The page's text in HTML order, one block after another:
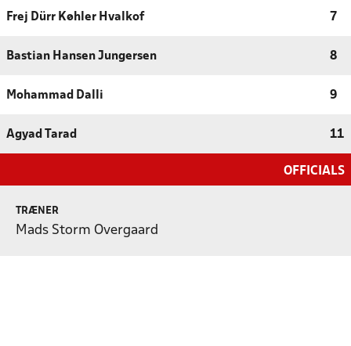
Frej Dürr Køhler Hvalkof 7
Bastian Hansen Jungersen 8
Mohammad Dalli 9
Agyad Tarad 11
OFFICIALS
TRÆNER
Mads Storm Overgaard